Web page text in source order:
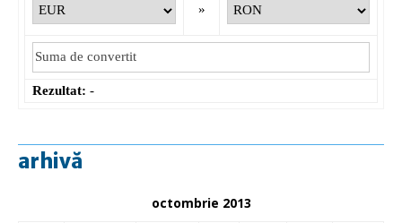
»
Rezultat: -
arhivă
octombrie 2013